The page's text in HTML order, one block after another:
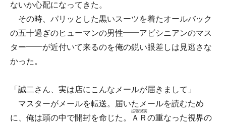
ないか心配になってきた。
その時、パリッとした黒いスーツを着たオールバック
の五十過ぎのヒューマンの男性――アビシニアンのマス
ター――が近付いて来るのを俺の鋭い眼差しは見逃さな
かった。
「誠二さん、実は店にこんなメールが届きまして」
マスターがメールを転送。届いたメールを読むため
に、俺は頭の中で開封を命じた。
ＡＲ
拡張現実
の重なった視界の